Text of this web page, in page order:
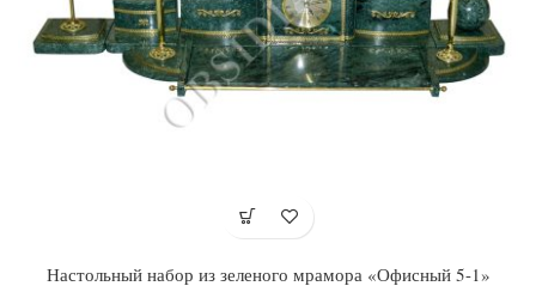
Настольный набор из зеленого мрамора «Офисный 5-1»